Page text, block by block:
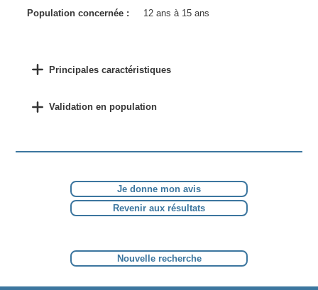
Population concernée : 12 ans à 15 ans
Principales caractéristiques
Validation en population
Je donne mon avis
Revenir aux résultats
Nouvelle recherche